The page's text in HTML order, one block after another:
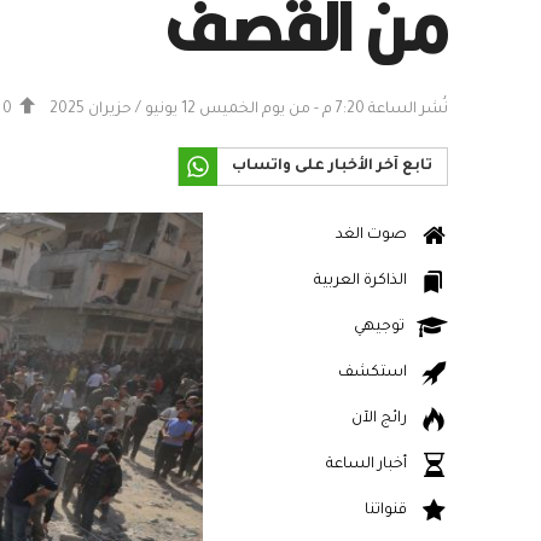
نُشر الساعة 7:20 م - من يوم الخميس 12 يونيو / حزيران 2025 0
تابع آخر الأخبار على واتساب
صوت الغد
الذاكرة العربية
توجيهي
استكشف
رائج الآن
أخبار الساعة
قنواتنا